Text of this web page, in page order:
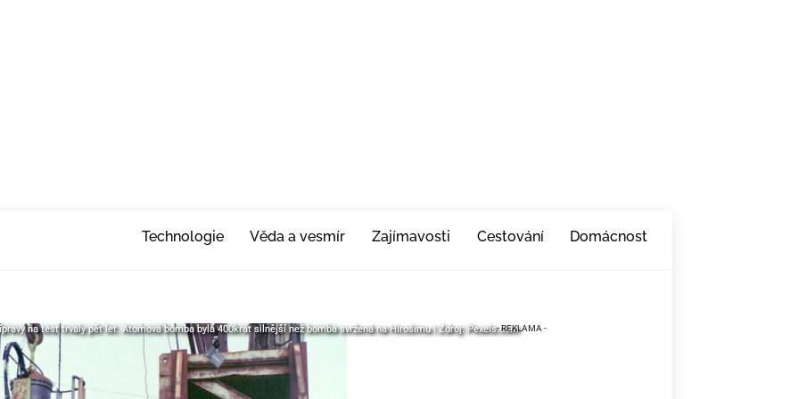
Technologie Věda a vesmír Zajímavosti Cestování Domácnost
na test trvaly pět let. Atomová bomba byla 400krát silnější než bomba svržená na Hirošimu | Zdroj: Pexels.com
na test trvaly pět let. Atomová bomba byla 400krát silnější než bomba svržená na Hirošimu | Zdroj: Pexels.com